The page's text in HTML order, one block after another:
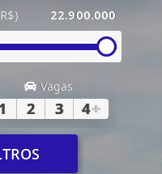
22.900.000
Vagas
1 2 3 4+